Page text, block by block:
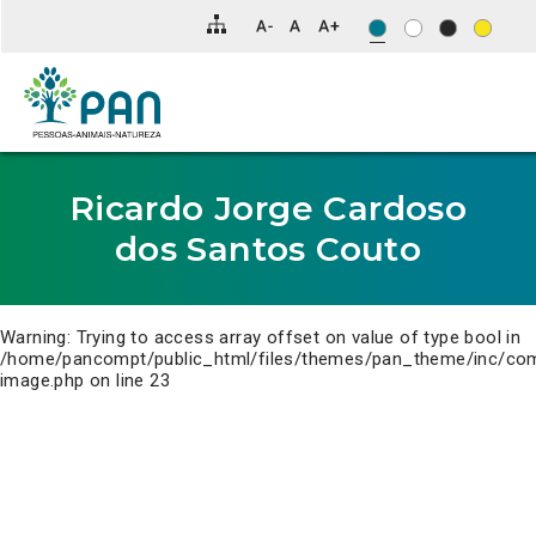
para
conteúdo
principal
da
Ricardo Jorge Cardoso
dos Santos Couto
Warning: Trying to access array offset on value of type bool in
/home/pancompt/public_html/files/themes/pan_theme/inc/
image.php on line23